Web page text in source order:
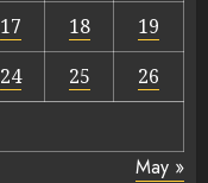
17 18
19
24 25
26
May »